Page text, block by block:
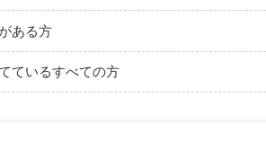
ある方
ているすべての方